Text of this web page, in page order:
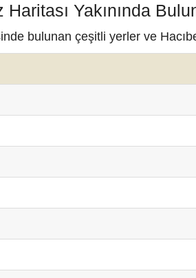
Yakınında
bulunan çeşitli yerler ve